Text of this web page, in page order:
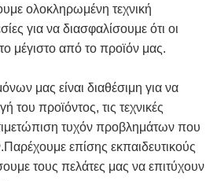
ολοκληρωμένη τεχνική
για να διασφαλίσουμε ότι οι
μέγιστο από το προϊόν μας.
μας είναι διαθέσιμη για να
του προϊόντος, τις τεχνικές
τυχόν προβλημάτων που
επίσης εκπαιδευτικούς
τους πελάτες μας να επιτύχουν